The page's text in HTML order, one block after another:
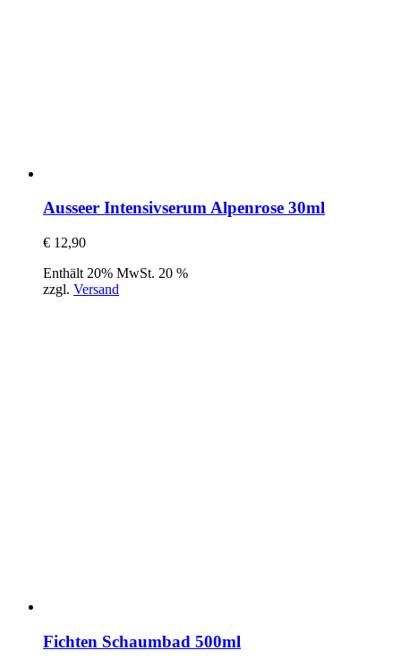
Ausseer Intensivserum Alpenrose 30ml
€ 12,90
Enthält 20% MwSt. 20 %
zzgl. Versand
Fichten Schaumbad 500ml